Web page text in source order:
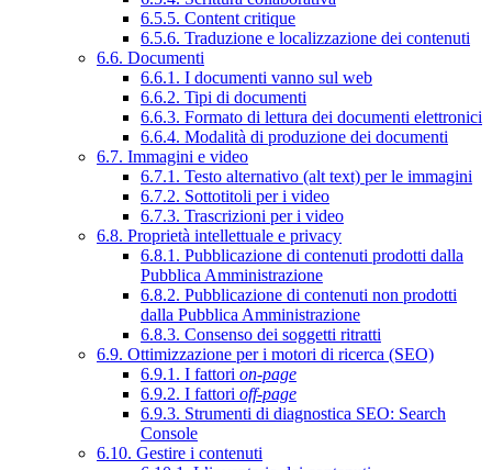
6.5.5. Content critique
6.5.6. Traduzione e localizzazione dei contenuti
6.6. Documenti
6.6.1. I documenti vanno sul web
6.6.2. Tipi di documenti
6.6.3. Formato di lettura dei documenti elettronici
6.6.4. Modalità di produzione dei documenti
6.7. Immagini e video
6.7.1. Testo alternativo (alt text) per le immagini
6.7.2. Sottotitoli per i video
6.7.3. Trascrizioni per i video
6.8. Proprietà intellettuale e privacy
6.8.1. Pubblicazione di contenuti prodotti dalla
Pubblica Amministrazione
6.8.2. Pubblicazione di contenuti non prodotti
dalla Pubblica Amministrazione
6.8.3. Consenso dei soggetti ritratti
6.9. Ottimizzazione per i motori di ricerca (SEO)
6.9.1. I fattori on-page
6.9.2. I fattori off-page
6.9.3. Strumenti di diagnostica SEO: Search
Console
6.10. Gestire i contenuti